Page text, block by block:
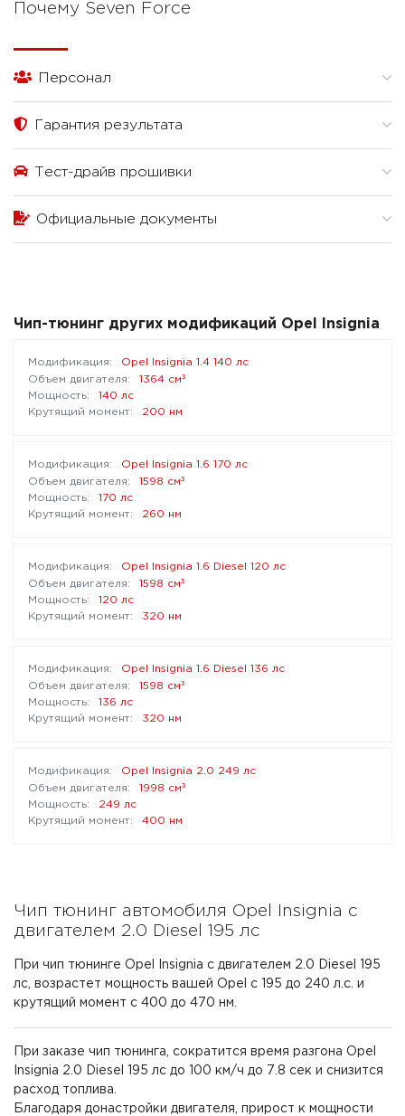
Почему Seven Force
Персонал
Гарантия результата
Тест-драйв прошивки
Официальные документы
Чип-тюнинг других модификаций Opel Insignia
Opel Insignia 1.4 140 лс
1364 см³
140 лс
200 нм
Opel Insignia 1.6 170 лс
1598 см³
170 лс
260 нм
Opel Insignia 1.6 Diesel 120 лс
1598 см³
120 лс
320 нм
Opel Insignia 1.6 Diesel 136 лс
1598 см³
136 лс
320 нм
Opel Insignia 2.0 249 лс
1998 см³
249 лс
400 нм
Чип тюнинг автомобиля Opel Insignia с
двигателем 2.0 Diesel 195 лс
При чип тюнинге Opel Insignia с двигателем 2.0 Diesel 195
лс, возрастет мощность вашей Opel с 195 до 240 л.с. и
крутящий момент с 400 до 470 нм.
При заказе чип тюнинга, сократится время разгона Opel
Insignia 2.0 Diesel 195 лс до 100 км/ч до 7.8 сек и снизится
расход топлива.
Благодаря донастройки двигателя, прирост к мощности